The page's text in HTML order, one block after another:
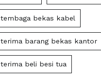
tembaga bekas kabel
terima barang bekas kantor
terima beli besi tua